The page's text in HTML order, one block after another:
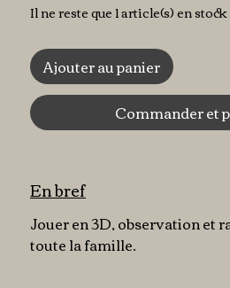
Il ne reste que 1 article(s) en stock
Ajouter au panier
Commander et
En bref
Jouer en 3D, observation et
toute la famille.